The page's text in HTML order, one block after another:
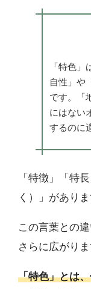
「特色
自性」や
です。「
にはない
するのに
「特徴」「特
く）」がありま
この言葉との
さらに広がりま
「特色」とは